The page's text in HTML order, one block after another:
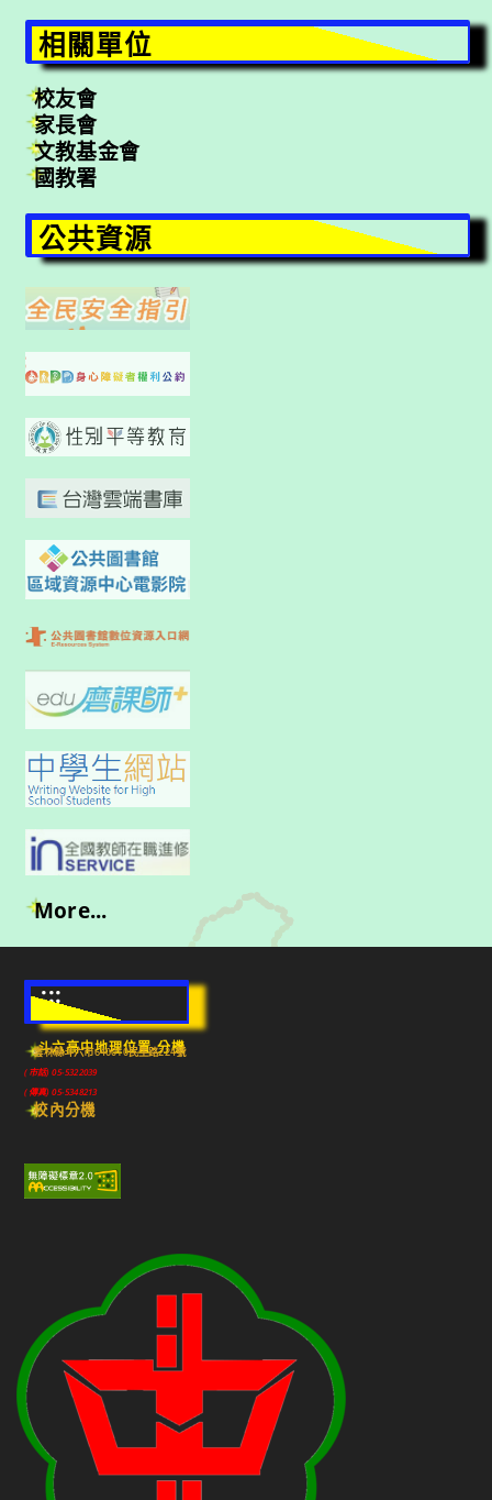
相關單位
校友會
家長會
文教基金會
國教署
公共資源
More...
:::
斗六高中地理位置-分機
雲林縣斗六市640010民生路224號
(市話) 05-5322039
(傳真) 05-5348213
校內分機